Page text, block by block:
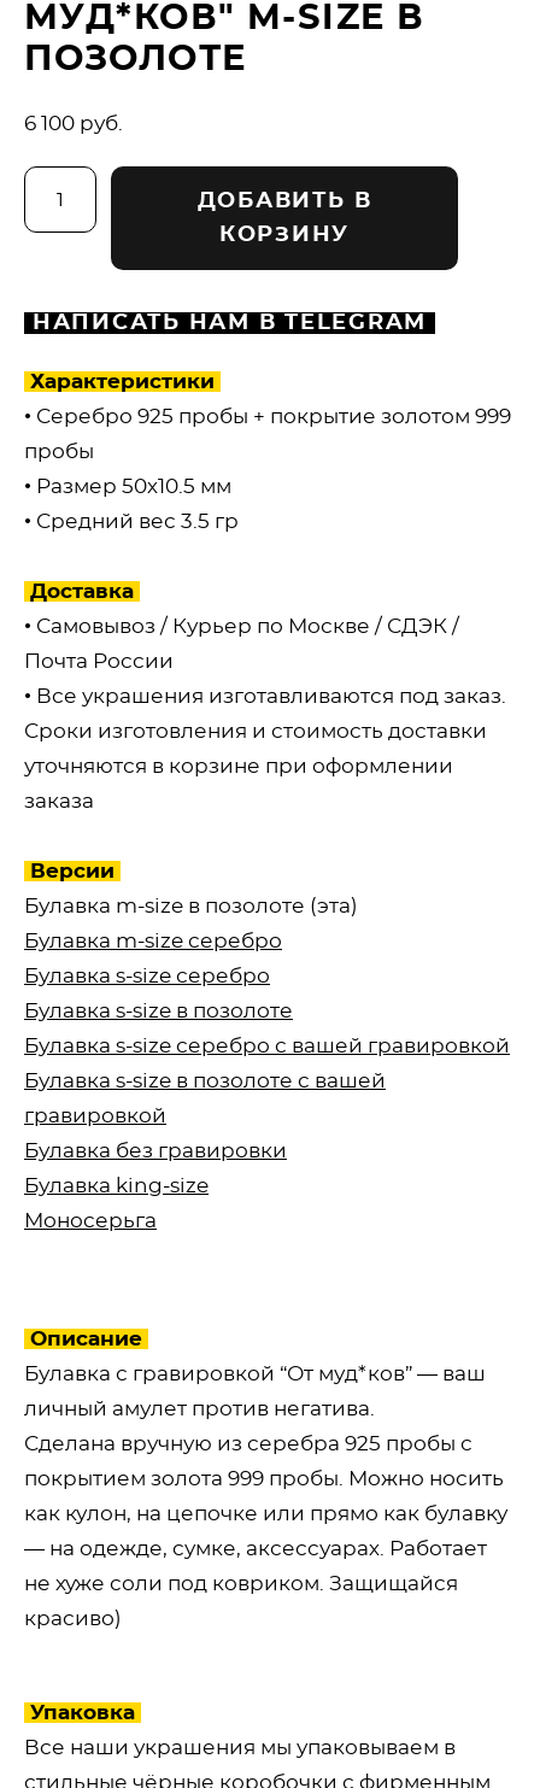
МУД*КОВ" M-SIZE В
ПОЗОЛОТЕ
6 100 pуб.
ДОБАВИТЬ В
КОРЗИНУ
НАПИСАТЬ НАМ В TELEGRAM
Характеристики
• Серебро 925 пробы + покрытие золотом 999
пробы
• Размер 50х10.5 мм
• Средний вес 3.5 гр
Доставка
• Самовывоз / Курьер по Москве / СДЭК /
Почта России
• Все украшения изготавливаются под заказ.
Сроки изготовления и стоимость доставки
уточняются в корзине при оформлении
заказа
Версии
Булавка m-size в позолоте (эта)
Булавка m-size серебро
Булавка s-size серебро
Булавка s-size в позолоте
Булавка s-size серебро с вашей гравировкой
Булавка s-size в позолоте с вашей
гравировкой
Булавка без гравировки
Булавка king-size
Моносерьга
Описание
Булавка с гравировкой “От муд*ков” — ваш
личный амулет против негатива.
Сделана вручную из серебра 925 пробы с
покрытием золота 999 пробы. Можно носить
как кулон, на цепочке или прямо как булавку
— на одежде, сумке, аксессуарах. Работает
не хуже соли под ковриком. Защищайся
красиво)
Упаковка
Все наши украшения мы упаковываем в
стильные чёрные коробочки с фирменным